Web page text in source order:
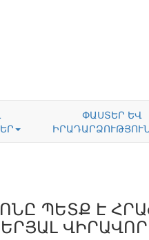
ՓԱՍՏԵՐ ԵՎ
ՊԵՏՔ Է